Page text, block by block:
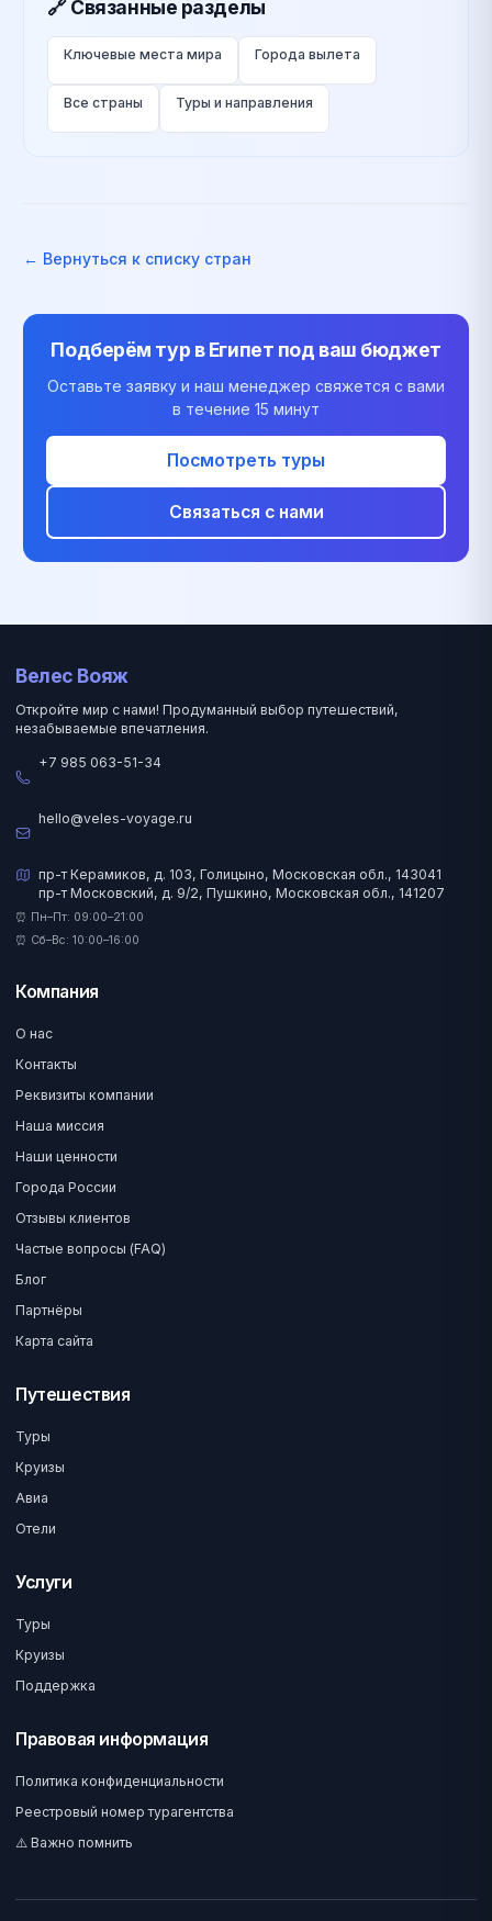
🔗 Связанные разделы
Ключевые места мира Города вылета
Все страны Туры и направления
← Вернуться к списку стран
Подберём тур вЕгипет под ваш бюджет
Оставьте заявку и наш менеджер свяжется с вами
в течение 15 минут
Посмотреть туры
Связаться с нами
Велес Вояж
Откройте мир с нами! Продуманный выбор путешествий,
незабываемые впечатления.
+7 985 063-51-34
hello@veles-voyage.ru
пр-т Керамиков, д. 103, Голицыно, Московская обл., 143041
пр-т Московский, д. 9/2, Пушкино, Московская обл., 141207
⏰ Пн–Пт: 09:00–21:00
⏰ Сб–Вс: 10:00–16:00
Компания
О нас
Контакты
Реквизиты компании
Наша миссия
Наши ценности
Города России
Отзывы клиентов
Частые вопросы (FAQ)
Блог
Партнёры
Карта сайта
Путешествия
Туры
Круизы
Авиа
Отели
Услуги
Туры
Круизы
Поддержка
Правовая информация
Политика конфиденциальности
Реестровый номер турагентства
⚠️ Важно помнить